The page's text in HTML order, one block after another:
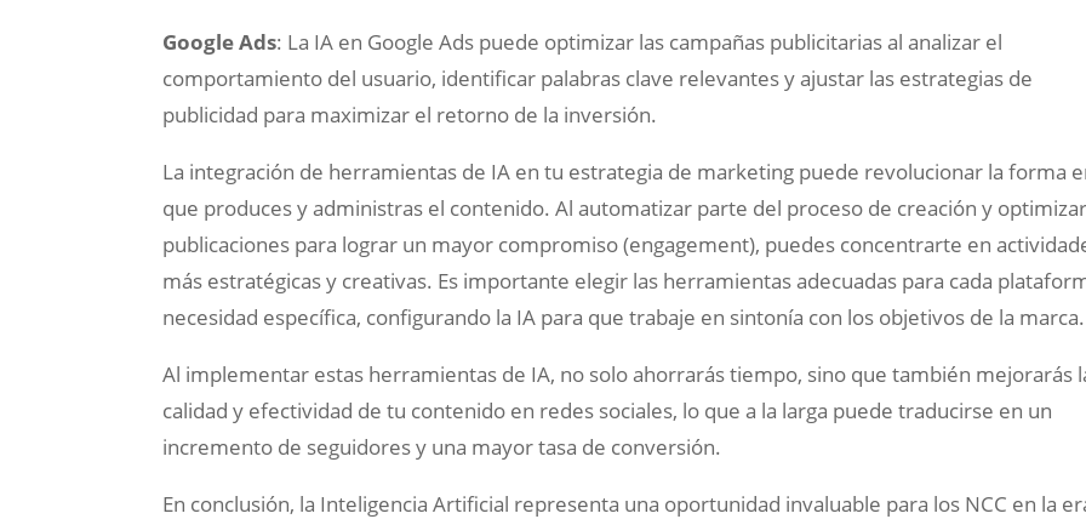
Google Ads: La IA en Google Ads puede optimizar las campañas publicitarias al analizar el
comportamiento del usuario, identificar palabras clave relevantes y ajustar las estrategias de
publicidad para maximizar el retorno de la inversión.
La integración de herramientas de IA en tu estrategia de marketing puede revolucionar la forma
que produces y administras el contenido. Al automatizar parte del proceso de creación y
publicaciones para lograr un mayor compromiso (engagement), puedes concentrarte en
más estratégicas y creativas. Es importante elegir las herramientas adecuadas para cada
necesidad específica, configurando la IA para que trabaje en sintonía con los objetivos de la marca.
Al implementar estas herramientas de IA, no solo ahorrarás tiempo, sino que también mejorarás
calidad y efectividad de tu contenido en redes sociales, lo que a la larga puede traducirse en un
incremento de seguidores y una mayor tasa de conversión.
En conclusión, la Inteligencia Artificial representa una oportunidad invaluable para los NCC en la